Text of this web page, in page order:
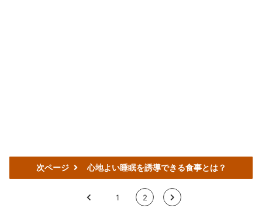
次ページ 心地よい睡眠を誘導できる食事とは？
< 1 2 >